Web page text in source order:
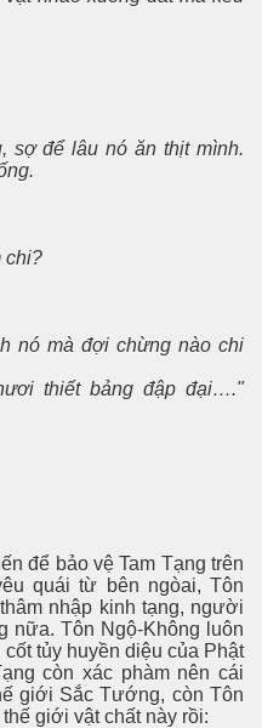
sợ để lâu nó ăn thịt mình.
chi?
nó mà đợi chừng nào chi
thiết bảng đập đại…."
để bảo vệ Tam Tạng trên
quái từ bên ngòai, Tôn
nhập kinh tạng, người
nữa. Tôn Ngộ-Không luôn
tủy huyền diệu của Phật
còn xác phàm nên cái
giới Sắc Tướng, còn Tôn
giới vật chất này rồi: